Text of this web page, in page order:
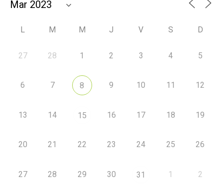
L M M J V S D
27 28 1 2 3 4 5
6 7 8 9 10 11 12
13 14 15 16 17 18 19
20 21 22 23 24 25 26
27 28 29 30 31 1 2